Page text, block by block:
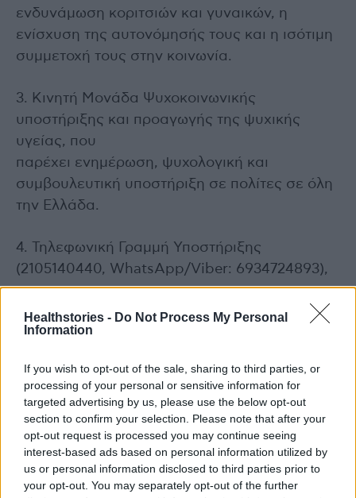
Healthstories - Do Not Process My Personal
Information
If you wish to opt-out of the sale, sharing to third parties, or
processing of your personal or sensitive information for
targeted advertising by us, please use the below opt-out
section to confirm your selection. Please note that after your
opt-out request is processed you may continue seeing
interest-based ads based on personal information utilized by
us or personal information disclosed to third parties prior to
your opt-out. You may separately opt-out of the further
ενδυνάμωση κοριτσιών και γυναικών, η
ενίσχυση της αυτονόμησής τους και η ισότιμη
συμμετοχή τους στην κοινωνία.
3. Κινητή Μονάδα Ψυχοκοινωνικής
υποστήριξης και προαγωγής της ψυχικής
υγείας, που
παρέχει ενημέρωση, ψυχολογική και
συμβουλευτική υποστήριξη σε πολίτες σε όλη
την Ελλάδα.
4. Τηλεφωνική Γραμμή Υποστήριξης
(2105140440, WhatsApp/Viber: 6934724893),
με
υπηρεσίες διερμηνείας και διαμεσολάβησης
σε 12 γλώσσες.
5. Τηλεφωνική γραμμή 10205 –
Ψυχοκοινωνικής Υποστήριξης ΕΕΣ, για
ενήλικες.
Ο Ελληνικός Ερυθρός Σταυρός καλεί την
Πολιτεία, τους θεσμούς και την κοινωνία των